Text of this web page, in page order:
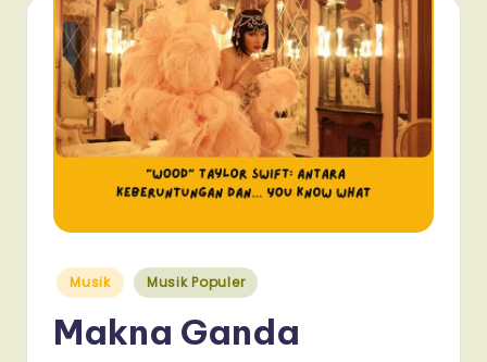
Posted
in
Musik Musik Populer
Makna Ganda